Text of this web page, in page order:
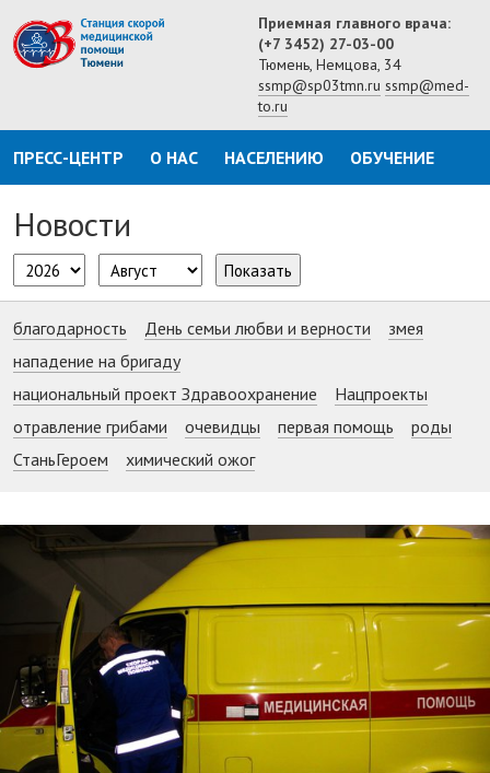
Приемная главного врача:
(+7 3452) 27-03-00
Тюмень, Немцова, 34
ssmp@sp03tmn.ru ssmp@med-
to.ru
ПРЕСС-ЦЕНТР О НАС НАСЕЛЕНИЮ ОБУЧЕНИЕ
Новости
Показать
благодарность День семьи любви и верности
змея
нападение на бригаду
национальный проект Здравоохранение
Нацпроекты
отравление грибами
очевидцы первая помощь
роды
СтаньГероем
химический ожог